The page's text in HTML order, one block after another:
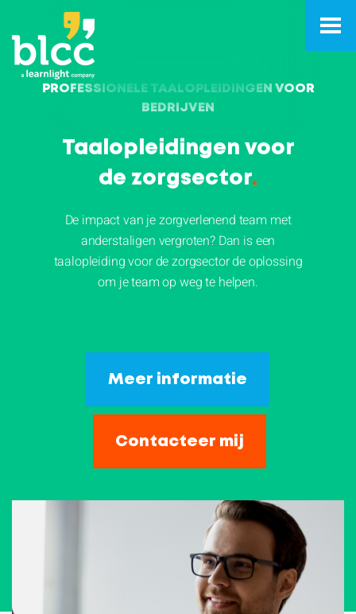
PROFESSIONELE TAALOPLEIDINGEN VOOR
BEDRIJVEN
Taalopleidingen voor
de zorgsector.
De impact van je zorgverlenend team met
anderstaligen vergroten? Dan is een
taalopleiding voor de zorgsector de oplossing
om je team op weg te helpen.
Meer informatie
Contacteer mij